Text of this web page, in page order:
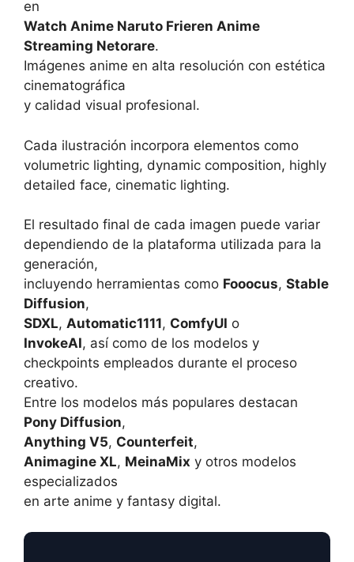
en
Watch Anime Naruto Frieren Anime
Streaming Netorare.
Imágenes anime en alta resolución con estética
cinematográfica
y calidad visual profesional.
Cada ilustración incorpora elementos como
volumetric lighting, dynamic composition, highly
detailed face, cinematic lighting.
El resultado final de cada imagen puede variar
dependiendo de la plataforma utilizada para la
generación,
incluyendo herramientas como Fooocus, Stable
Diffusion,
SDXL, Automatic1111, ComfyUI o
InvokeAI, así como de los modelos y
checkpoints empleados durante el proceso
creativo.
Entre los modelos más populares destacan
Pony Diffusion,
Anything V5, Counterfeit,
Animagine XL, MeinaMix y otros modelos
especializados
en arte anime y fantasy digital.